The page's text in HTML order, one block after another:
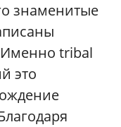
знаменитые
Именно tribal
это